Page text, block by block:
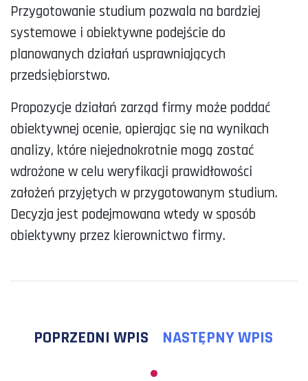
Przygotowanie studium pozwala na bardziej
systemowe i obiektywne podejście do
planowanych działań usprawniających
przedsiębiorstwo.
Propozycje działań zarząd firmy może poddać
obiektywnej ocenie, opierając się na wynikach
analizy, które niejednokrotnie mogą zostać
wdrożone w celu weryfikacji prawidłowości
założeń przyjętych w przygotowanym studium.
Decyzja jest podejmowana wtedy w sposób
obiektywny przez kierownictwo firmy.
POPRZEDNI WPIS NASTĘPNY WPIS